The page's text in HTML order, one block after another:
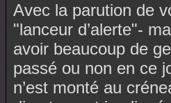
Avec la parution de
"lanceur d’alerte"-
avoir beaucoup de
passé ou non en ce
n’est monté au